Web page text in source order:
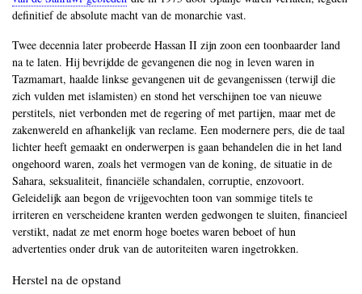
definitief de absolute macht van de monarchie vast.
Twee decennia later probeerde Hassan II zijn zoon een toonbaarder land
na te laten. Hij bevrijdde de gevangenen die nog in leven waren in
Tazmamart, haalde linkse gevangenen uit de gevangenissen (terwijl die
zich vulden met islamisten) en stond het verschijnen toe van nieuwe
perstitels, niet verbonden met de regering of met partijen, maar met de
zakenwereld en afhankelijk van reclame. Een modernere pers, die de taal
lichter heeft gemaakt en onderwerpen is gaan behandelen die in het land
ongehoord waren, zoals het vermogen van de koning, de situatie in de
Sahara, seksualiteit, financiële schandalen, corruptie, enzovoort.
Geleidelijk aan begon de vrijgevochten toon van sommige titels te
irriteren en verscheidene kranten werden gedwongen te sluiten, financieel
verstikt, nadat ze met enorm hoge boetes waren beboet of hun
advertenties onder druk van de autoriteiten waren ingetrokken.
Herstel na de opstand